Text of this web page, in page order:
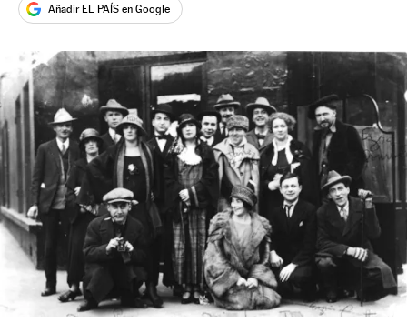
Añadir EL PAÍS en Google